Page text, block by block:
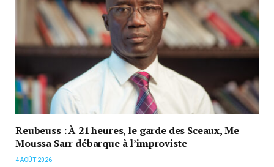
Reubeuss : À 21 heures, le garde des Sceaux, Me
Moussa Sarr débarque à l’improviste
4 AOÛT 2026